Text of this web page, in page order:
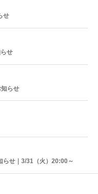
せ
せ
らせ
らせ｜3/31（火）20:00～